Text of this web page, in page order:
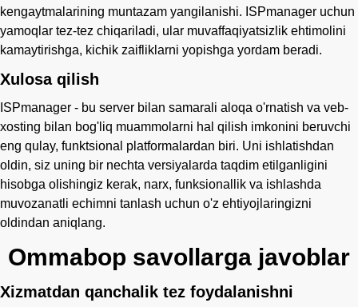
kengaytmalarining muntazam yangilanishi. ISPmanager uchun
yamoqlar tez-tez chiqariladi, ular muvaffaqiyatsizlik ehtimolini
kamaytirishga, kichik zaifliklarni yopishga yordam beradi.
Xulosa qilish
ISPmanager - bu server bilan samarali aloqa o'rnatish va veb-
xosting bilan bog'liq muammolarni hal qilish imkonini beruvchi
eng qulay, funktsional platformalardan biri. Uni ishlatishdan
oldin, siz uning bir nechta versiyalarda taqdim etilganligini
hisobga olishingiz kerak, narx, funksionallik va ishlashda
muvozanatli echimni tanlash uchun o'z ehtiyojlaringizni
oldindan aniqlang.
Ommabop savollarga javoblar
Xizmatdan qanchalik tez foydalanishni